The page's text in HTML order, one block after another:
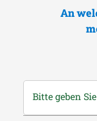
An
Bitte geben